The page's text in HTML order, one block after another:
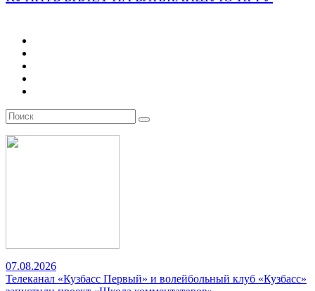
07.08.2026
Телеканал «Кузбасс Первый» и волейбольный клуб «Кузбасс»